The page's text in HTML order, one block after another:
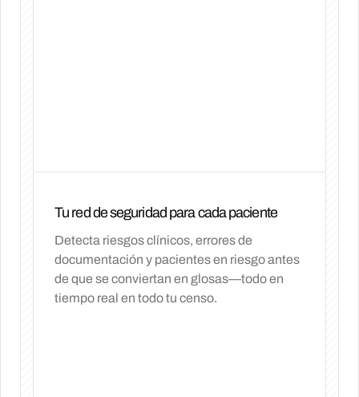
Tu red de seguridad para cada paciente
Detecta riesgos clínicos, errores de
documentación y pacientes en riesgo antes
de que se conviertan en glosas—todo en
tiempo real en todo tu censo.